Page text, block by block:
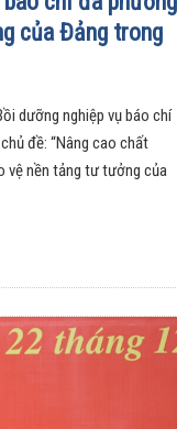
của Đảng trong
dưỡng nghiệp vụ báo chí
đề: “Nâng cao chất
vệ nền tảng tư tưởng của